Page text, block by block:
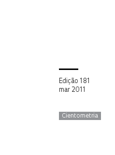
Edição 181
mar 2011
Cientometria